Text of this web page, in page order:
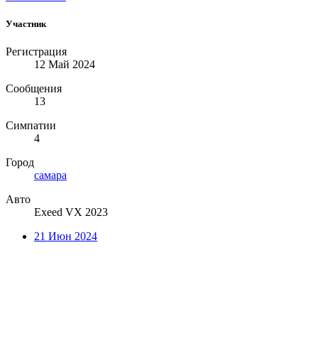
Участник
Регистрация
12 Май 2024
Сообщения
13
Симпатии
4
Город
самара
Авто
Exeed VX 2023
21 Июн 2024